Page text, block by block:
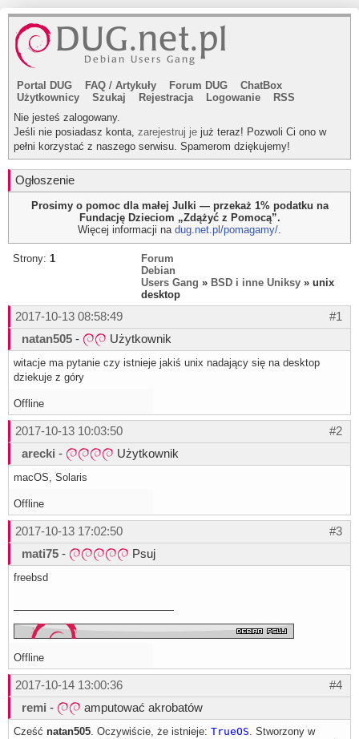
Portal DUG FAQ / Artykuły Forum DUG
ChatBox
Użytkownicy
Szukaj Rejestracja Logowanie
RSS
Nie jesteś zalogowany.
Jeśli nie posiadasz konta, zarejestruj je już teraz! Pozwoli Ci ono w
pełni korzystać z naszego serwisu. Spamerom dziękujemy!
Ogłoszenie
Prosimy o pomoc dla małej Julki — przekaż 1% podatku na
Fundację Dzieciom „Zdążyć z Pomocą”.
Więcej informacji na dug.net.pl/pomagamy/.
Strony: 1
Forum
Debian
Users Gang » BSD i inne Uniksy » unix
desktop
#1
2017-10-13 08:58:49
natan505 - Użytkownik
witacje ma pytanie czy istnieje jakiś unix nadający się na desktop
dziekuje z góry
Offline
#2
2017-10-13 10:03:50
arecki - Użytkownik
macOS, Solaris
Offline
#3
2017-10-13 17:02:50
mati75 - Psuj
freebsd
Offline
#4
2017-10-14 13:00:36
remi - amputować akrobatów
Cześć natan505. Oczywiście, że istnieje: TrueOS. Stworzony w